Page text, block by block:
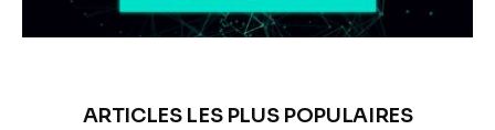
ARTICLES LES PLUS POPULAIRES